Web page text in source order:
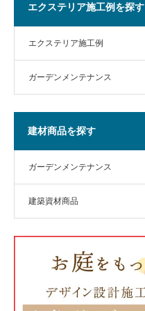
エクステリア施工例を探す
エクステリア施工例
ガーデンメンテナンス
建材商品を探す
ガーデンメンテナンス
建築資材商品